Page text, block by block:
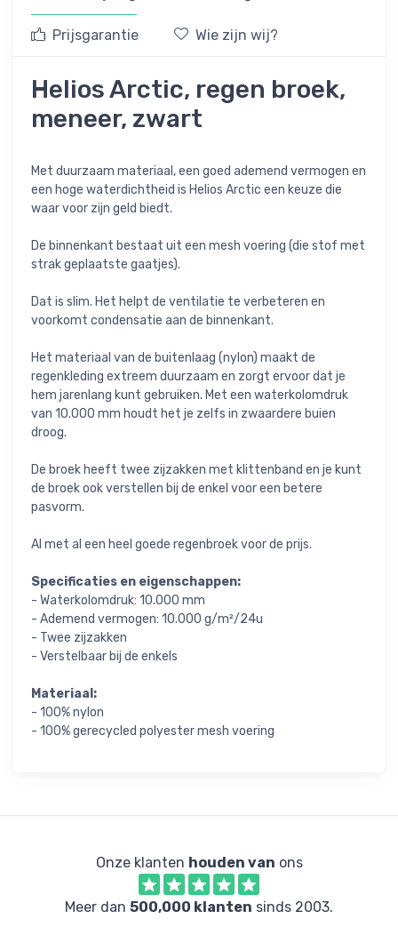
Prijsgarantie Wie zijn wij?
Helios Arctic, regen broek,
meneer, zwart
Met duurzaam materiaal, een goed ademend vermogen en
een hoge waterdichtheid is Helios Arctic een keuze die
waar voor zijn geld biedt.
De binnenkant bestaat uit een mesh voering (die stof met
strak geplaatste gaatjes).
Dat is slim. Het helpt de ventilatie te verbeteren en
voorkomt condensatie aan de binnenkant.
Het materiaal van de buitenlaag (nylon) maakt de
regenkleding extreem duurzaam en zorgt ervoor dat je
hem jarenlang kunt gebruiken. Met een waterkolomdruk
van 10.000 mm houdt het je zelfs in zwaardere buien
droog.
De broek heeft twee zijzakken met klittenband en je kunt
de broek ook verstellen bij de enkel voor een betere
pasvorm.
Al met al een heel goede regenbroek voor de prijs.
Specificaties en eigenschappen:
- Waterkolomdruk: 10.000 mm
- Ademend vermogen: 10.000 g/m²/24u
- Twee zijzakken
- Verstelbaar bij de enkels
Materiaal:
- 100% nylon
- 100% gerecycled polyester mesh voering
Onze klanten houden van ons
Meer dan 500,000 klanten sinds 2003.